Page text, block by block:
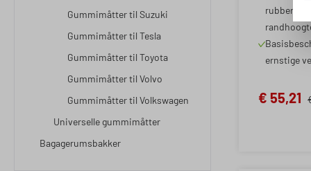
Gummimåtter til Suzuki
Gummimåtter til Tesla
Gummimåtter til Toyota
Gummimåtter til Volvo
Gummimåtter til Volkswagen
Universelle gummimåtter
Bagagerumsbakker
ernstige
€ 55,21